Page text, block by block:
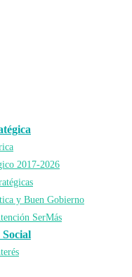
2017-2026
y Buen Gobierno
SerMás